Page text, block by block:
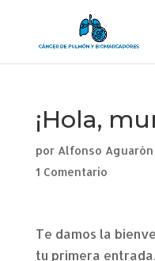
¡Hola,
por Alfonso Aguarón
1 Comentario
Te damos la
tu primera